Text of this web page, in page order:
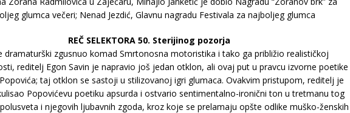
glumca večeri; Nenad Jezdić, Glavnu nagradu Festivala za najboljeg glumca
REČ SELEKTORA 50. Sterijinog pozorja
dramaturški zgusnuo komad Smrtonosna motoristika i tako ga približio realističkoj
reditelj Egon Savin je napravio još jedan otklon, ali ovaj put u pravcu izvorne poetike
taj otklon se sastoji u stilizovanoj igri glumaca. Ovakvim pristupom, reditelj je
Popovićevu poetiku apsurda i ostvario sentimentalno-ironični ton u tretmanu tog
i njegovih ljubavnih zgoda, kroz koje se prelamaju opšte odlike muško-ženskih